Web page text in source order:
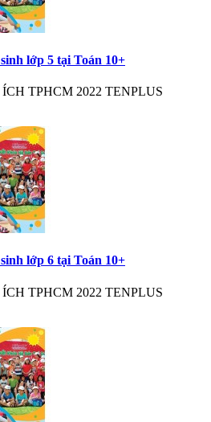
lớp 5 tại Toán 10+
TPHCM 2022 TENPLUS
lớp 6 tại Toán 10+
TPHCM 2022 TENPLUS